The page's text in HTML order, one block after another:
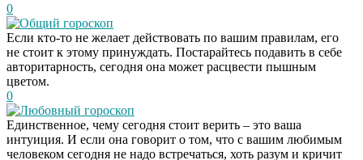
0
Общий гороскоп
Если кто-то не желает действовать по вашим правилам, его
не стоит к этому принуждать. Постарайтесь подавить в себе
авторитарность, сегодня она может расцвести пышным
цветом.
0
Любовный гороскоп
Единственное, чему сегодня стоит верить – это ваша
интуиция. И если она говорит о том, что с вашим любимым
человеком сегодня не надо встречаться, хоть разум и кричит